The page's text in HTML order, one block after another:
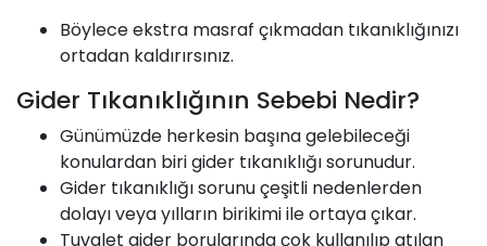
Böylece ekstra masraf çıkmadan tıkanıklığınızı
ortadan kaldırırsınız.
Gider Tıkanıklığının Sebebi Nedir?
Günümüzde herkesin başına gelebileceği
konulardan biri gider tıkanıklığı sorunudur.
Gider tıkanıklığı sorunu çeşitli nedenlerden
dolayı veya yılların birikimi ile ortaya çıkar.
Tuvalet gider borularında çok kullanılıp atılan